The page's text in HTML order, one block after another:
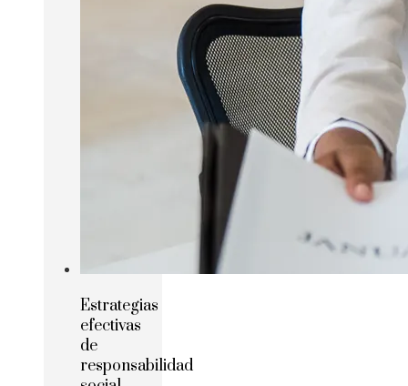
Estrategias
efectivas
de
responsabilidad